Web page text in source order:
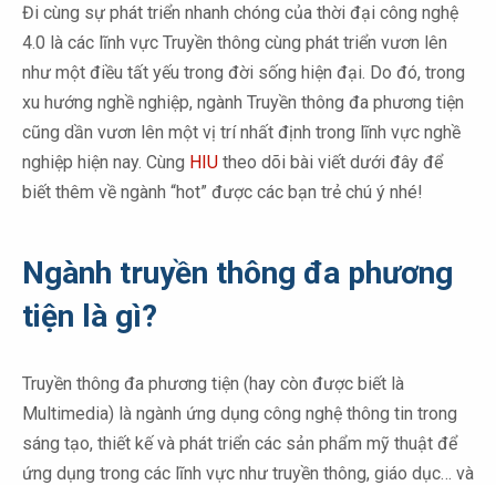
Đi cùng sự phát triển nhanh chóng của thời đại công nghệ
4.0 là các lĩnh vực Truyền thông cùng phát triển vươn lên
như một điều tất yếu trong đời sống hiện đại. Do đó, trong
xu hướng nghề nghiệp, ngành Truyền thông đa phương tiện
cũng dần vươn lên một vị trí nhất định trong lĩnh vực nghề
nghiệp hiện nay. Cùng HIU theo dõi bài viết dưới đây để
biết thêm về ngành “hot” được các bạn trẻ chú ý nhé!
Ngành truyền thông đa phương
tiện là gì?
Truyền thông đa phương tiện (hay còn được biết là
Multimedia) là ngành ứng dụng công nghệ thông tin trong
sáng tạo, thiết kế và phát triển các sản phẩm mỹ thuật để
ứng dụng trong các lĩnh vực như truyền thông, giáo dục… và